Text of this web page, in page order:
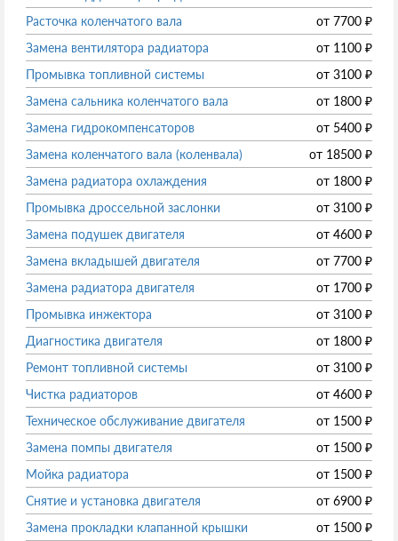
Расточка коленчатого вала
от 7700 ₽
Замена вентилятора радиатора
от 1100 ₽
Промывка топливной системы
от 3100 ₽
Замена сальника коленчатого вала
от 1800 ₽
Замена гидрокомпенсаторов
от 5400 ₽
Замена коленчатого вала (коленвала)
от 18500 ₽
Замена радиатора охлаждения
от 1800 ₽
Промывка дроссельной заслонки
от 3100 ₽
Замена подушек двигателя
от 4600 ₽
Замена вкладышей двигателя
от 7700 ₽
Замена радиатора двигателя
от 1700 ₽
Промывка инжектора
от 3100 ₽
Диагностика двигателя
от 1800 ₽
Ремонт топливной системы
от 3100 ₽
Чистка радиаторов
от 4600 ₽
Техническое обслуживание двигателя
от 1500 ₽
Замена помпы двигателя
от 1500 ₽
Мойка радиатора
от 1500 ₽
Снятие и установка двигателя
от 6900 ₽
Замена прокладки клапанной крышки
от 1500 ₽